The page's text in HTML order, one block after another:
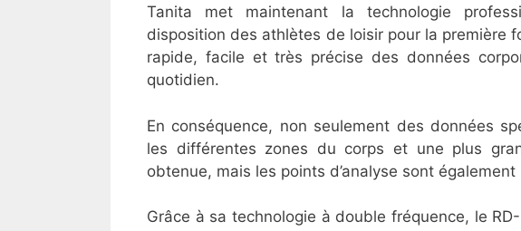
Tanita met maintenant la technologie
disposition des athlètes de loisir pour la première
rapide, facile et très précise des données
quotidien.
En conséquence, non seulement des données
les différentes zones du corps et une plus
obtenue, mais les points d’analyse sont
Grâce à sa technologie à double fréquence, le